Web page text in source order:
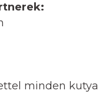
minden